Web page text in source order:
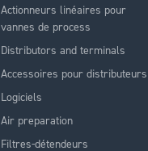
Actionneurs linéaires pour
vannes de process
Distributors and terminals
Accessoires pour distributeurs
Logiciels
Air preparation
Filtres-détendeurs